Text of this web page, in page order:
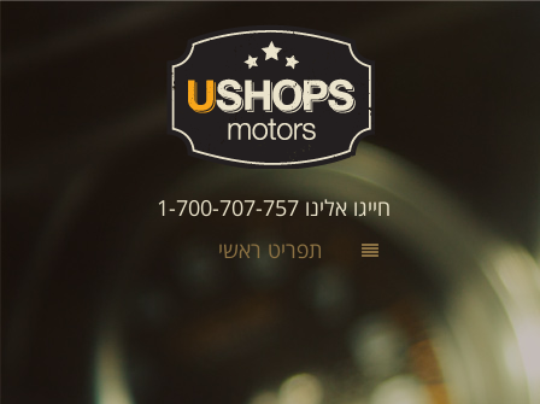
חייגו אלינו 1-700-707-757
תפריט ראשי